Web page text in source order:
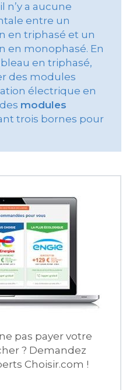
n’y a aucune
entre un
en triphasé et un
en monophasé. En
en triphasé,
des modules
électrique en
modules
trois bornes pour
pas payer votre
? Demandez
Choisir.com !